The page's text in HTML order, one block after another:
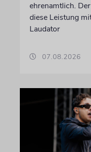
ehrenamtlich.
diese Leistung
Laudator
07.08.2026